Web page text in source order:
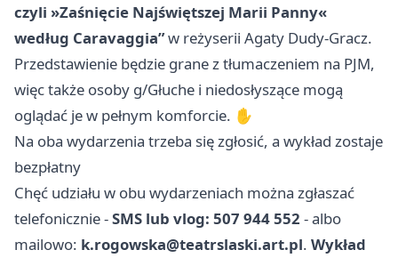
czyli »Zaśnięcie Najświętszej Marii Panny«
według Caravaggia”w reżyserii Agaty Dudy-Gracz.
Przedstawienie będzie grane z tłumaczeniem na PJM,
więc także osoby g/Głuche i niedosłyszące mogą
oglądać je w pełnym komforcie. ✋
Na oba wydarzenia trzeba się zgłosić, a wykład zostaje
bezpłatny
Chęć udziału w obu wydarzeniach można zgłaszać
telefonicznie -SMS lub vlog: 507 944 552 - albo
mailowo: k.rogowska@teatrslaski.art.pl. Wykład